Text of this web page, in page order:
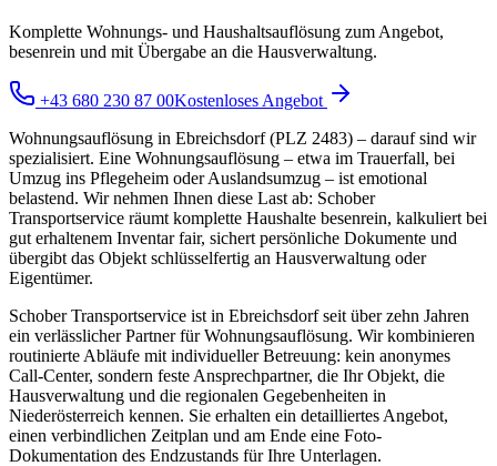
Komplette Wohnungs- und Haushaltsauflösung zum Angebot,
besenrein und mit Übergabe an die Hausverwaltung.
+43 680 230 87 00Kostenloses Angebot
Wohnungsauflösung in Ebreichsdorf (PLZ 2483) – darauf sind wir
spezialisiert. Eine Wohnungsauflösung – etwa im Trauerfall, bei
Umzug ins Pflegeheim oder Auslandsumzug – ist emotional
belastend. Wir nehmen Ihnen diese Last ab: Schober
Transportservice räumt komplette Haushalte besenrein, kalkuliert bei
gut erhaltenem Inventar fair, sichert persönliche Dokumente und
übergibt das Objekt schlüsselfertig an Hausverwaltung oder
Eigentümer.
Schober Transportservice ist in Ebreichsdorf seit über zehn Jahren
ein verlässlicher Partner für Wohnungsauflösung. Wir kombinieren
routinierte Abläufe mit individueller Betreuung: kein anonymes
Call-Center, sondern feste Ansprechpartner, die Ihr Objekt, die
Hausverwaltung und die regionalen Gegebenheiten in
Niederösterreich kennen. Sie erhalten ein detailliertes Angebot,
einen verbindlichen Zeitplan und am Ende eine Foto-
Dokumentation des Endzustands für Ihre Unterlagen.